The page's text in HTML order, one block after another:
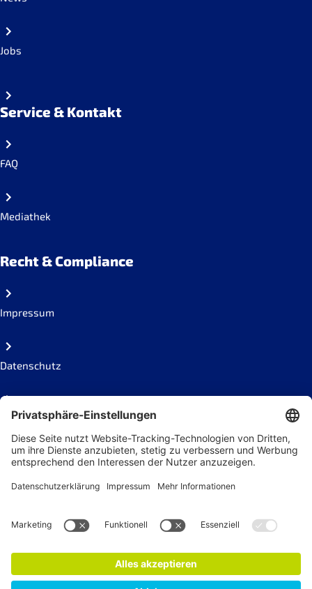
Jobs
Service & Kontakt
FAQ
Mediathek
Recht & Compliance
Impressum
Datenschutz
Code of conduct
Social Links
Newsletter